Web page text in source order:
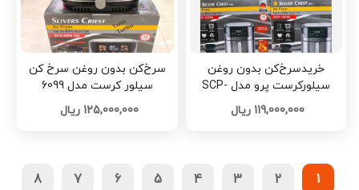
خریدسرخ‌کن بدون روغن
سیلورکرست پرو مدل SCP-
1588 – SILVER CREST PRO
119,000,000 ریال
سرخ‌کن بدون روغن سرخ کن
سیلور کرست مدل 6099
125,000,000 ریال
1
2
3
4
5
6
7
8